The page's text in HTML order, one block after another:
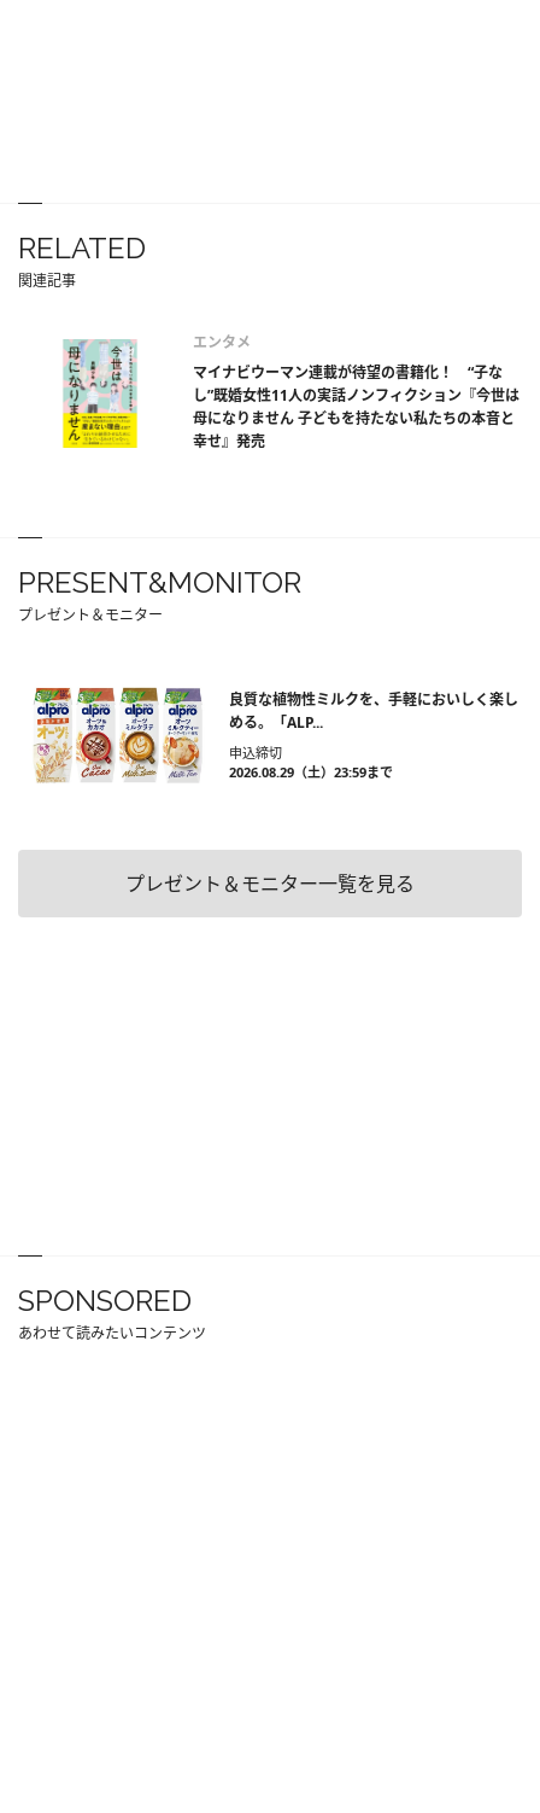
RELATED
関連記事
エンタメ
マイナビウーマン連載が待望の書籍化！ “子な
し”既婚女性11人の実話ノンフィクション『今世は
母になりません 子どもを持たない私たちの本音と
幸せ』発売
PRESENT&MONITOR
プレゼント＆モニター
良質な植物性ミルクを、手軽においしく楽し
める。「ALP...
申込締切
2026.08.29（土）23:59まで
プレゼント＆モニター一覧を見る
SPONSORED
あわせて読みたいコンテンツ